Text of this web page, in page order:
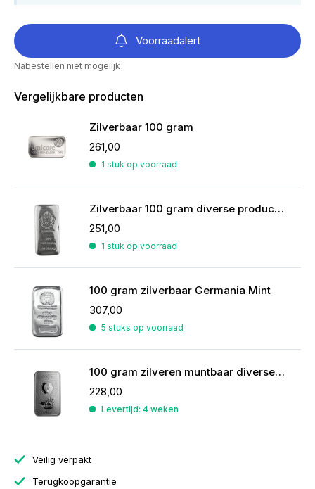
Voorraadalert
Nabestellen niet mogelijk
Vergelijkbare producten
Zilverbaar 100 gram
261,00
1 stuk op voorraad
Zilverbaar 100 gram diverse producenten
251,00
1 stuk op voorraad
100 gram zilverbaar Germania Mint
307,00
5 stuks op voorraad
100 gram zilveren muntbaar diverse producenten
228,00
Levertijd: 4 weken
Veilig verpakt
Terugkoopgarantie